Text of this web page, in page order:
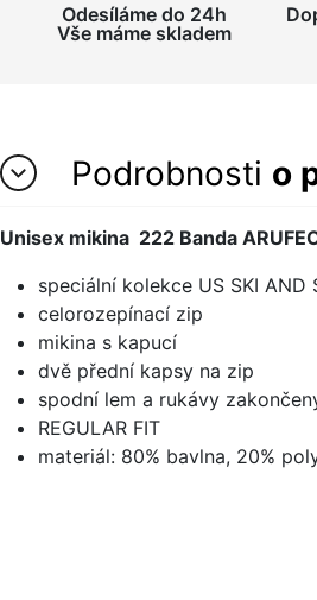
Odesíláme do 24h
Vše máme skladem
Podrobnosti o
Unisex mikina 222 Banda
speciální kolekce US SKI AND
celorozepínací zip
mikina s kapucí
dvě přední kapsy na zip
spodní lem a rukávy
REGULAR FIT
materiál: 80% bavlna, 20%